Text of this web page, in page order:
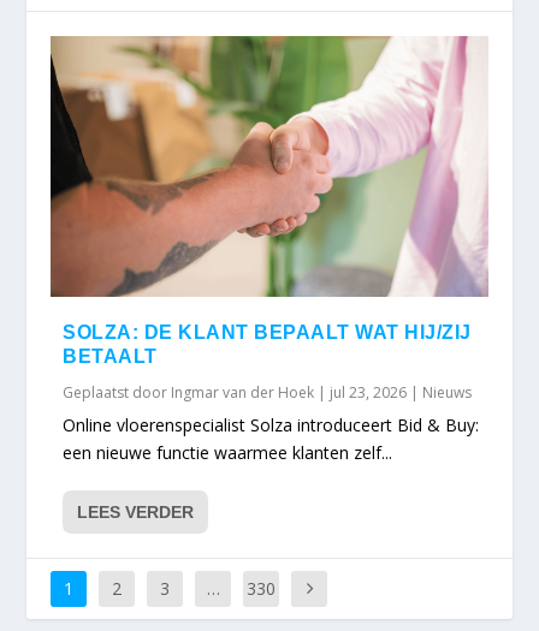
SOLZA: DE KLANT BEPAALT WAT HIJ/ZIJ
BETAALT
Geplaatst door Ingmar van der Hoek | jul 23, 2026 | Nieuws
Online vloerenspecialist Solza introduceert Bid & Buy:
een nieuwe functie waarmee klanten zelf...
LEES VERDER
1 2 3 … 330